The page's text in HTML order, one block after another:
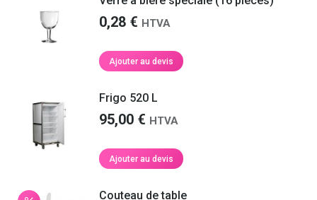
0,28 € HTVA
Ajouter au devis
Frigo 520 L
95,00 € HTVA
Ajouter au devis
Couteau de table